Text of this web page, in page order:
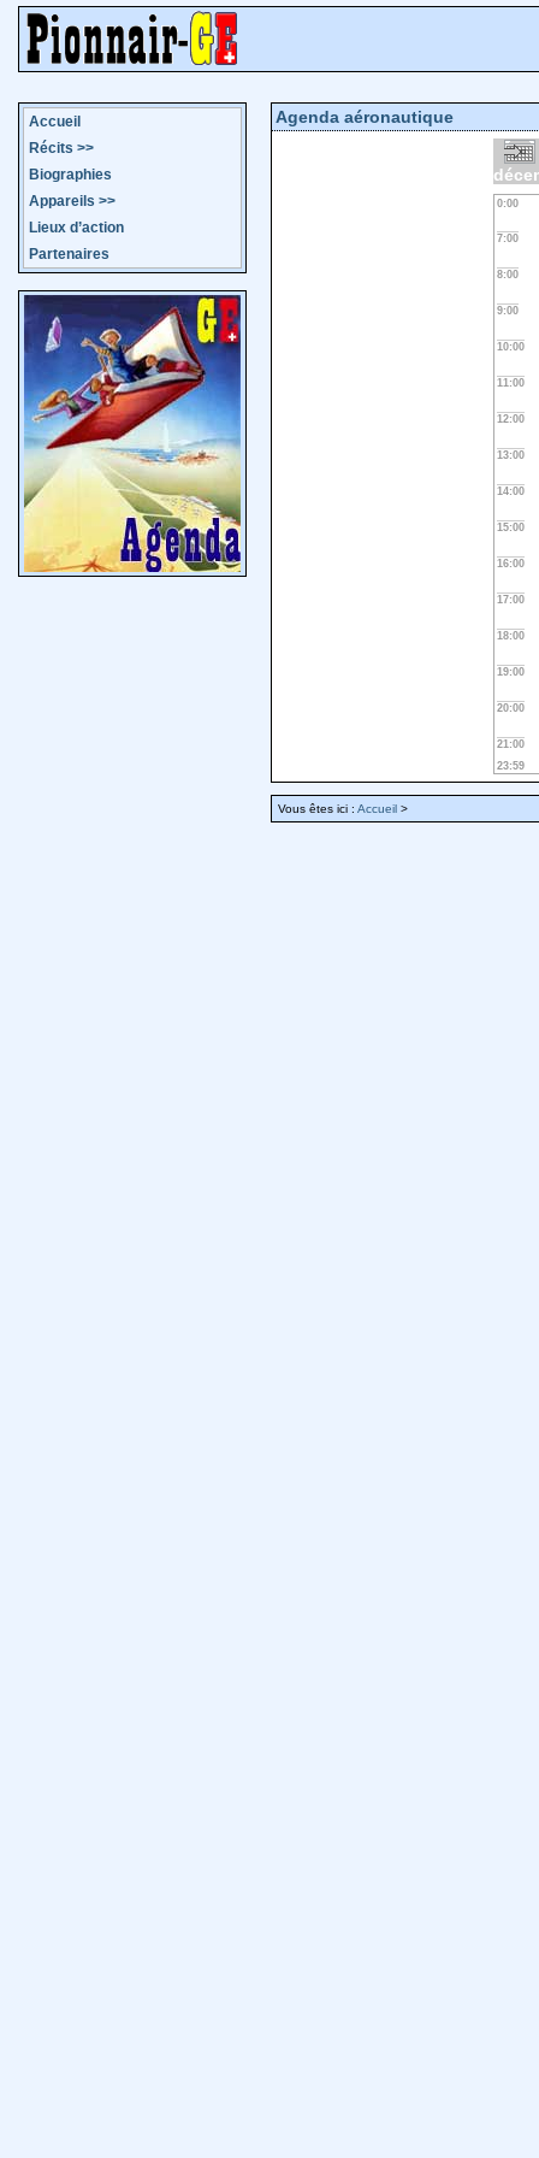
Accueil
Récits >>
Biographies
Appareils >>
Lieux d’action
Partenaires
Agenda aéronautique
0:00
7:00
8:00
9:00
10:00
11:00
12:00
13:00
14:00
15:00
16:00
17:00
18:00
19:00
20:00
21:00
23:59
Vous êtes ici : Accueil >